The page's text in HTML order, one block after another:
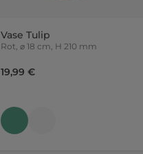
Vase Tulip
Rot, ⌀ 18 cm, H 210 mm
19,99 €